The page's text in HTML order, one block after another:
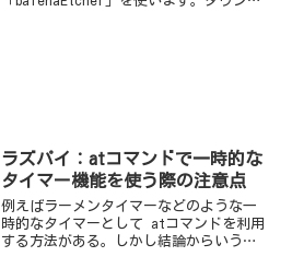
ラズパイ：atコマンドで一時的な
タイマー機能を使う際の注意点
例えばラーメンタイマーなどのような一
時的なタイマーとして atコマンドを利用
する方法がある。しかし結論からいうと